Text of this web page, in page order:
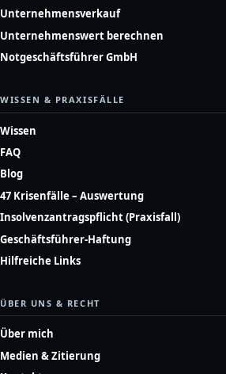
Unternehmensverkauf
Unternehmenswert berechnen
Notgeschäftsführer GmbH
WISSEN & PRAXISFÄLLE
Wissen
FAQ
Blog
47 Krisenfälle – Auswertung
Insolvenzantragspflicht (Praxisfall)
Geschäftsführer-Haftung
Hilfreiche Links
ÜBER UNS & RECHT
Über mich
Medien & Zitierung